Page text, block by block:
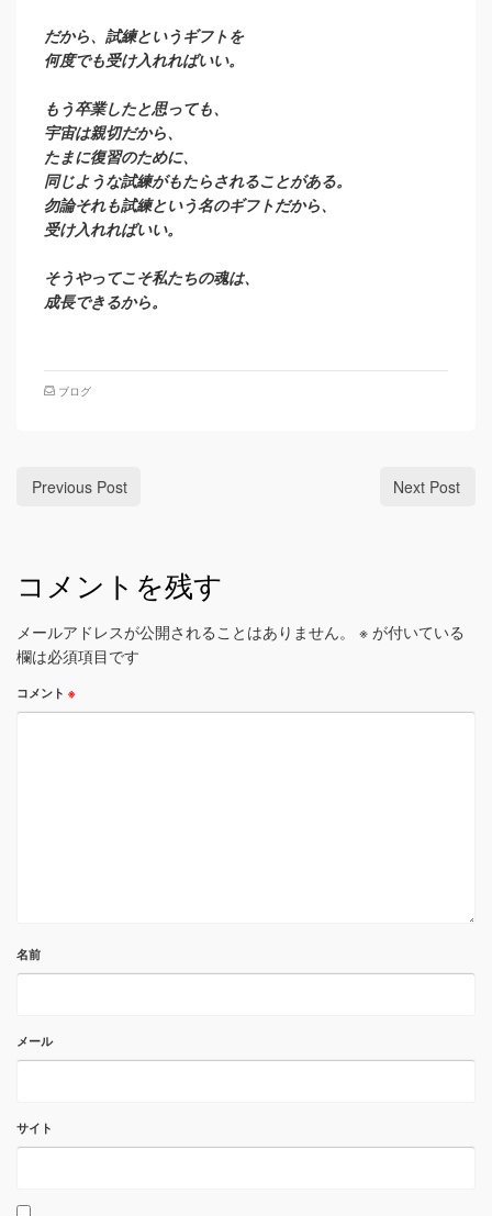
だから、試練というギフトを
何度でも受け入れればいい。
もう卒業したと思っても、
宇宙は親切だから、
たまに復習のために、
同じような試練がもたらされることがある。
勿論それも試練という名のギフトだから、
受け入れればいい。
そうやってこそ私たちの魂は、
成長できるから。
ブログ
Previous Post Next Post
コメントを残す
メールアドレスが公開されることはありません。 ※ が付いている
欄は必須項目です
コメント ※
名前
メール
サイト